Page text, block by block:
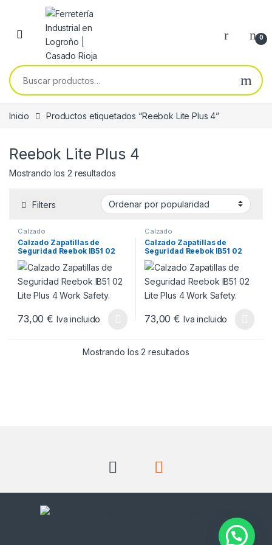
Skip to navigation
Skip to content
0
Buscar por:
Inicio Productos etiquetados “Reebok Lite Plus 4”
Reebok Lite Plus 4
Mostrando los 2 resultadosOrdenado por popularidad
Filters
Calzado
Calzado Zapatillas de
Seguridad Reebok IB51 02
Lite Plus 4 Work Safety.
73,00€ Iva incluido
Este producto tiene múltiples variantes. Las opciones se
Calzado
Calzado Zapatillas de
Seguridad Reebok IB51 02
Lite Plus 4 Work Safety.
73,00€ Iva incluido
Este producto tiene múltiples
Mostrando los 2 resultadosOrdenado por